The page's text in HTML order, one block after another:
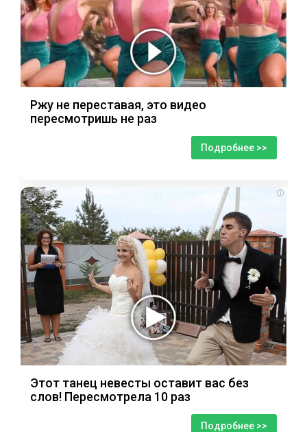
Ржу не переставая, это видео
пересмотришь не раз
Подробнее >>
i
Этот танец невесты оставит вас без
слов! Пересмотрела 10 раз
Подробнее >>